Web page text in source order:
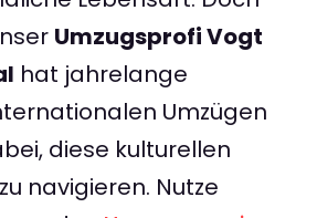
Umzugsprofi Vogt
hat jahrelange
Umzügen
diese kulturellen
navigieren. Nutze